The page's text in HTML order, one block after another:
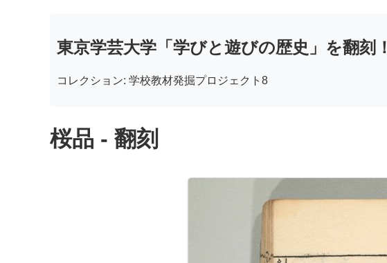
東京学芸大学「学びと遊びの歴史」を翻刻！
コレクション: 学校教材発掘プロジェクト8
桜品 - 翻刻